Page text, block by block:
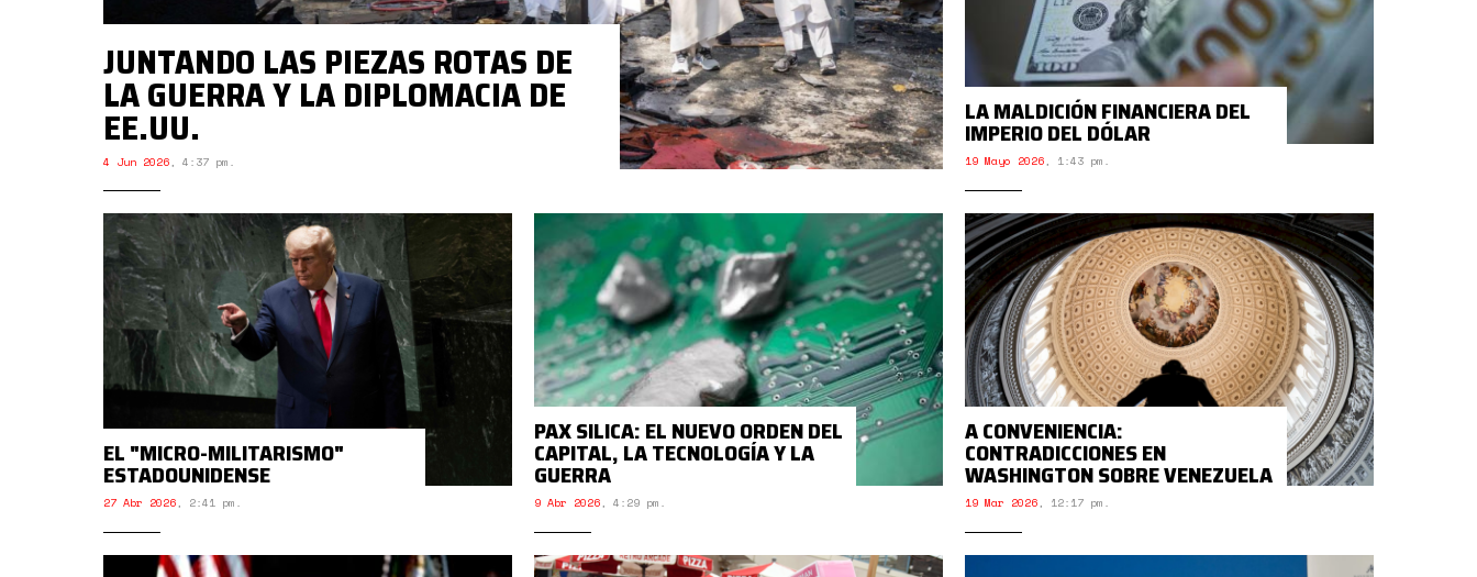
JUNTANDO LAS PIEZAS ROTAS DE
LA GUERRA Y LA DIPLOMACIA DE
EE.UU.
4 Jun 2026, 4:37 pm.
LA MALDICIÓN FINANCIERA DEL
IMPERIO DEL DÓLAR
19 Mayo 2026, 1:43 pm.
EL "MICRO-MILITARISMO"
ESTADOUNIDENSE
27 Abr 2026, 2:41 pm.
PAX SILICA: EL NUEVO ORDEN DEL
CAPITAL, LA TECNOLOGÍA Y LA
GUERRA
9 Abr 2026, 4:29 pm.
A CONVENIENCIA:
CONTRADICCIONES EN
WASHINGTON SOBRE VENEZUELA
19 Mar 2026, 12:17 pm.